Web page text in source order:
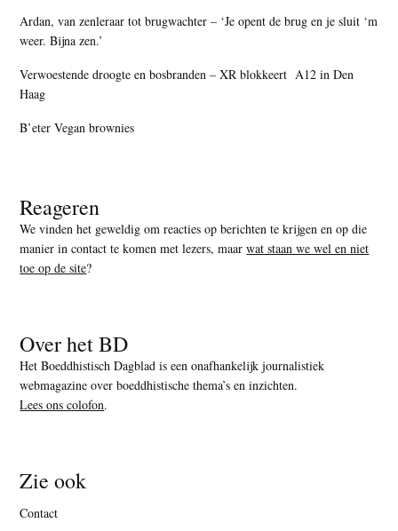
Ardan, van zenleraar tot brugwachter – ‘Je opent de brug en je sluit ‘m
weer. Bijna zen.’
Verwoestende droogte en bosbranden – XR blokkeert A12 in Den
Haag
B’eter Vegan brownies
Reageren
We vinden het geweldig om reacties op berichten te krijgen en op die
manier in contact te komen met lezers, maarwat staan we wel en niet
toe op de site?
Over het BD
Het Boeddhistisch Dagblad is een onafhankelijk journalistiek
webmagazine over boeddhistische thema’s en inzichten.
Lees ons colofon.
Zie ook
Contact